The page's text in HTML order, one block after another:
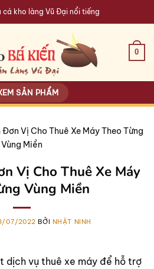
cá kho làng Vũ Đại nổi tiếng
0
SẢN PHẨM
Vị Cho Thuê Xe Máy Theo Từng
Vùng Miền
Vị Cho Thuê Xe Máy
Vùng Miền
07/2022 BỞI NHẬT NINH
dịch vụ thuê xe máy để hỗ trợ